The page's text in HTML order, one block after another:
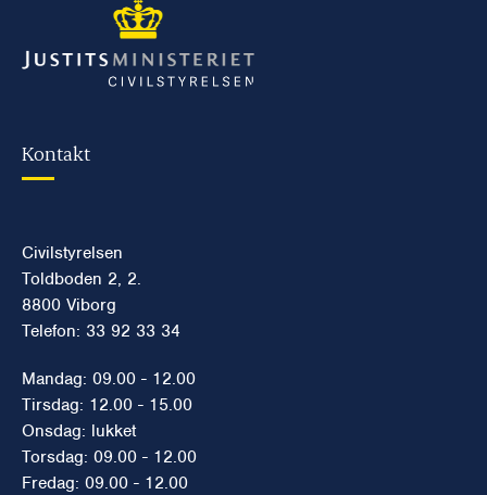
Kontakt
Civilstyrelsen
Toldboden 2, 2.
8800 Viborg
Telefon: 33 92 33 34
Mandag: 09.00 - 12.00
Tirsdag: 12.00 - 15.00
Onsdag: lukket
Torsdag: 09.00 - 12.00
Fredag: 09.00 - 12.00